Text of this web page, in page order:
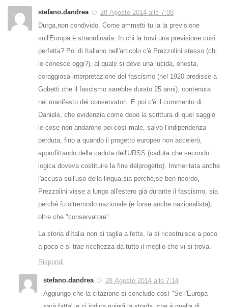
stefano.dandrea
28 Agosto 2014 alle 7:08
Durga,non condivido. Come ammetti tu la la previsione
sull'Europa è straordinaria. In chi la trovi una previsione così
perfetta? Poi di Italiano nell'articolo c'è Prezzolini stesso (chi
lo conosce oggi?), al quale si deve una lucida, onesta,
coraggiosa interpretazione del fascismo (nel 1920 predisse a
Gobetti che il fascismo sarebbe durato 25 anni), contenuta
nel manifesto dei conservatori. E poi c'è il commento di
Daniele, che evidenzia come dopo la scrittura di quel saggio
le cose non andarono poi così male, salvo l'indipendenza
perduta, fino a quando il progetto europeo non accelerò,
approfittando della caduta dell'URSS (caduta che secondo
logica doveva costituire la fine delprogetto). Immeritata anche
l'accusa sull'uso della lingua,sia perché,se ben ricordo,
Prezzolini visse a lungo all'estero già durante il fascismo, sia
perché fu oltremodo nazionale (e forse anche nazionalista),
oltre che "conservatore".
La storia d'Italia non si taglia a fette, la si ricostruisce a poco
a poco e si trae ricchezza da tutto il meglio che vi si trova.
Rispondi
stefano.dandrea
28 Agosto 2014 alle 7:14
Aggiungo che la citazione si conclude così "Se l'Europa